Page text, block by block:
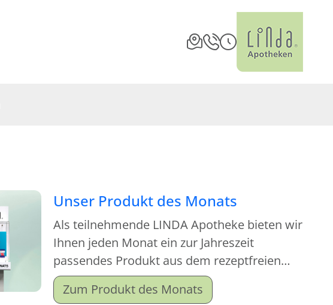
Unser Produkt des Monats
Als teilnehmende LINDA Apotheke bieten wir
Ihnen jeden Monat ein zur Jahreszeit
passendes Produkt aus dem rezeptfreien
Sortiment an. Beim Kauf dieses
Monatsproduktes erhalten Sie einen
Zum Produkt des Monats